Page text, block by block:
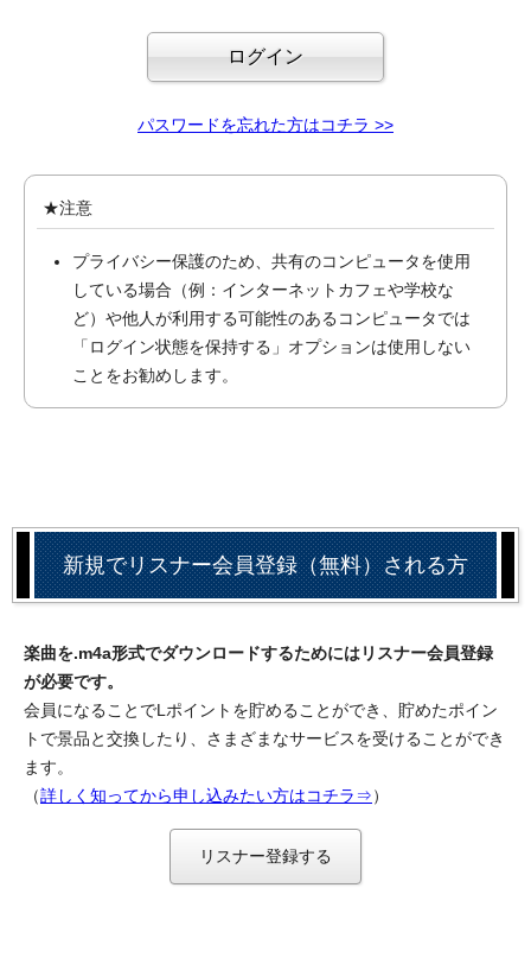
パスワードを忘れた方はコチラ >>
★注意
プライバシー保護のため、共有のコンピュータを使用
している場合（例：インターネットカフェや学校な
ど）や他人が利用する可能性のあるコンピュータでは
「ログイン状態を保持する」オプションは使用しない
ことをお勧めします。
新規でリスナー会員登録（無料）される方
楽曲を.m4a形式でダウンロードするためにはリスナー会員登録
が必要です。
会員になることでLポイントを貯めることができ、貯めたポイン
トで景品と交換したり、さまざまなサービスを受けることができ
ます。
（詳しく知ってから申し込みたい方はコチラ⇒）
リスナー登録する